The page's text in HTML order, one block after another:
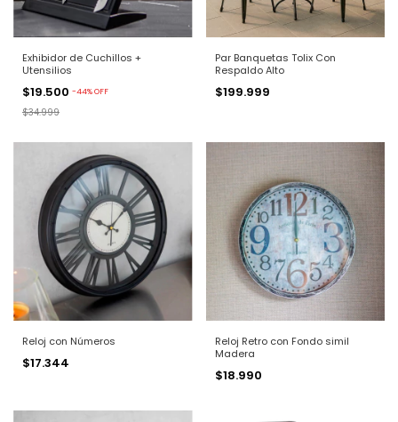
Exhibidor de Cuchillos +
Utensilios
$19.500 -44%OFF
$34.999
Par Banquetas Tolix Con
Respaldo Alto
$199.999
Reloj con Números
$17.344
Reloj Retro con Fondo simil
Madera
$18.990